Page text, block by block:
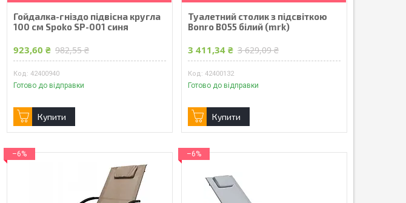
Гойдалка-гніздо підвісна кругла
100 см Spoko SP-001 синя
923,60 ₴ 982,55 ₴
42400940
Готово до відправки
Купити
Туалетний столик з підсвіткою
Bonro B055 білий (mrk)
3 411,34 ₴ 3 629,09 ₴
42400132
Готово до відправки
Купити
–6% –6%